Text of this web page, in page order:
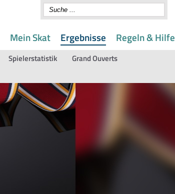
Mein Skat Ergebnisse
Spielerstatistik
Grand Ouverts
Regeln & Hilfe